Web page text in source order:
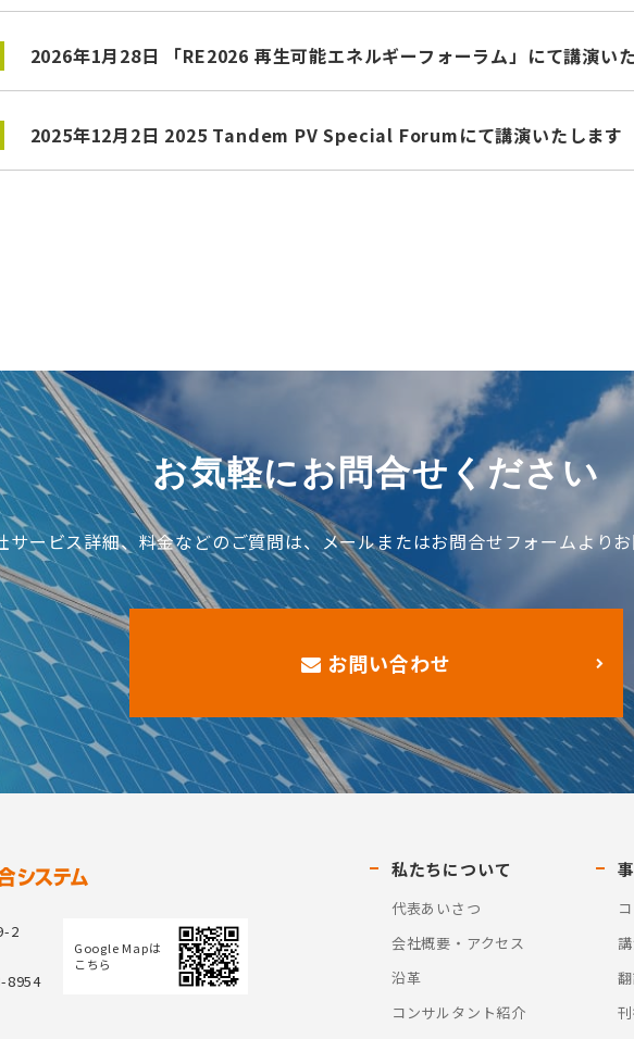
2026年1月28日 「RE2026 再生可能エネルギーフォーラム」にて講演い
2025年12月2日 2025 Tandem PV Special Forumにて講演いたします
お気軽にお問合せください
サービス詳細、料金などのご質問は、メールまたはお問合せフォームよりお
お問い合わせ
2
8954
Google Mapは
こちら
私たちについて
代表あいさつ
会社概要・アクセス
沿革
コンサルタント紹介